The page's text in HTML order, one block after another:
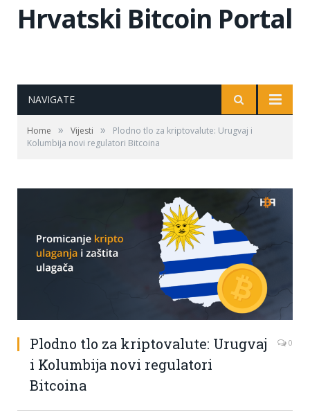
Hrvatski Bitcoin Portal
NAVIGATE
Home » Vijesti »
Plodno tlo za kriptovalute: Urugvaj i
Kolumbija novi regulatori Bitcoina
Plodno tlo za kriptovalute: Urugvaj
i Kolumbija novi regulatori
Bitcoina
0